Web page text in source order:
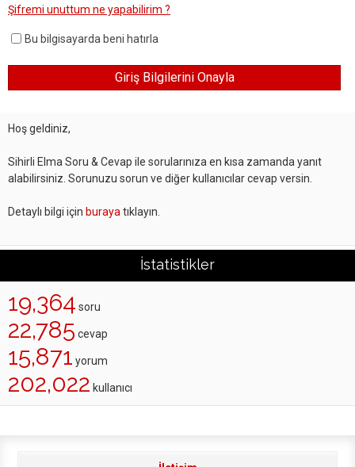
Şifremi unuttum ne yapabilirim ?
Bu bilgisayarda beni hatırla
Hoş geldiniz,
Sihirli Elma Soru & Cevap ile sorularınıza en kısa zamanda yanıt
alabilirsiniz. Sorunuzu sorun ve diğer kullanıcılar cevap versin.
Detaylı bilgi için buraya tıklayın.
İstatistikler
19,364 soru
22,785 cevap
15,871 yorum
202,022 kullanıcı